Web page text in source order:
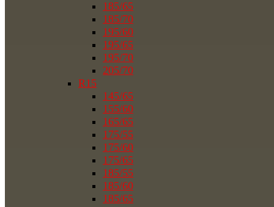
185/65
185/70
195/60
195/65
195/70
205/70
R15
145/65
155/60
165/65
175/55
175/60
175/65
185/55
185/60
185/65